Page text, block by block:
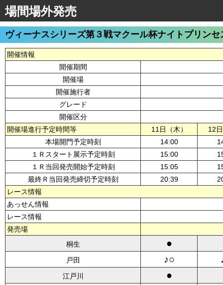
場間場外発売
ヴィーナスシリーズ第３戦マクール杯ナイトプリンセ
開催情報
開催期間
開催場
開催施行者
グレード
開催区分
開催場進行予定時間等
11日（木）
12
本場開門予定時刻
14:00
１Ｒスタート展示予定時刻
15:00
１Ｒ当回発売開始予定時刻
15:05
最終Ｒ当回発売締切予定時刻
20:39
レース情報
あっせん情報
レース情報
発売場
桐生
●
戸田 ♪○
江戸川 ●